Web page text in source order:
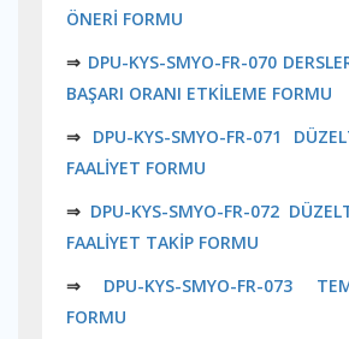
ÖNERİ FORMU
⇒ DPU-KYS-SMYO-FR-070
BAŞARI ORANI ETKİLEME FORMU
⇒ DPU-KYS-SMYO-FR-071
FAALİYET FORMU
⇒ DPU-KYS-SMYO-FR-072
FAALİYET TAKİP FORMU
⇒ DPU-KYS-SMYO-FR-073
FORMU